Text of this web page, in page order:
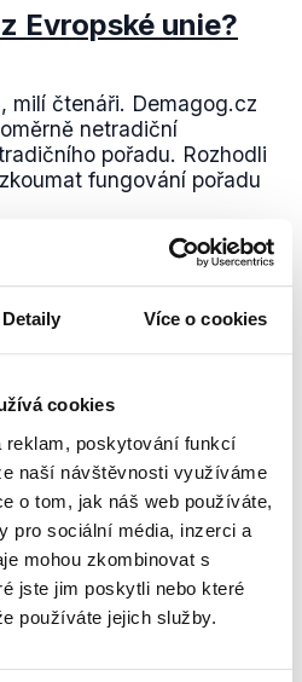
Detaily Více o cookies
cookies
reklam, poskytování funkcí
naší návštěvnosti využíváme
o tom, jak náš web používáte,
pro sociální média, inzerci a
mohou zkombinovat s
jste jim poskytli nebo které
používáte jejich služby.
Evropské unie?
milí čtenáři. Demagog.cz
netradiční
pořadu. Rozhodli
fungování pořadu
našeho
whatsappového
přinášíme
článků a analýz.
a mějte tak
dezinformace a